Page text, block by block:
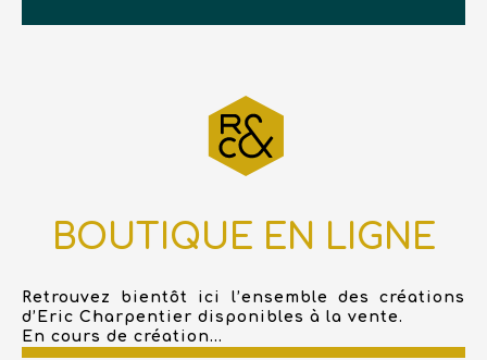
BOUTIQUE EN LIGNE
Retrouvez bientôt ici l’ensemble des créations
d’Eric Charpentier disponibles à la vente.
En cours de création...